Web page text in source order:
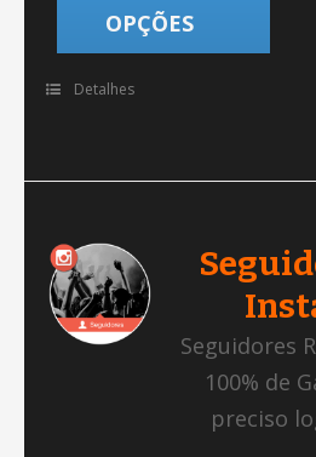
OPÇÕES
Detalhes
Seguidores
100% de
preciso